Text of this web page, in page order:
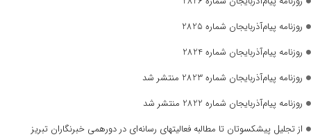
روزنامه پیام‌آذربایجان شماره 2825
روزنامه پیام‌آذربایجان شماره 2824
روزنامه پیام‌آذربایجان شماره 2823 منتشر شد
روزنامه پیام‌آذربایجان شماره 2822 منتشر شد
از تجلیل پیشکسوتان تا مطالبه فعالیتهای رسانه‌ای در دورهمی خبرنگاران تبریز